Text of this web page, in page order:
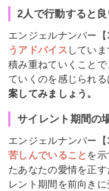
2人で行動すると
エンジェルナンバー
うアドバイス してい
積み重ねていくこと
ていくのを感じられ
案してみましょう。
サイレント期間の
エンジェルナンバー
苦しんでいることを
たあなたの愛情を正
レント期間を前向きに